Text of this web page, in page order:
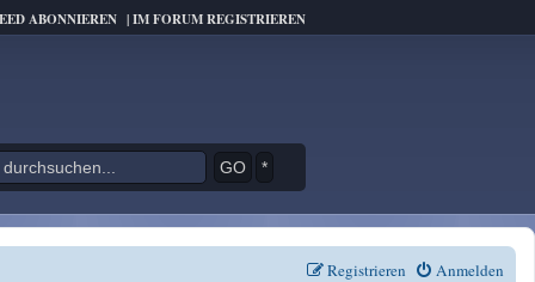
ABONNIEREN |IM FORUM REGISTRIEREN
*
Anmelden
Registrieren